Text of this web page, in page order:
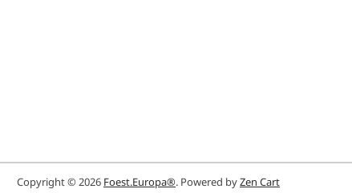
Copyright © 2026 Foest.Europa®. Powered byZen Cart